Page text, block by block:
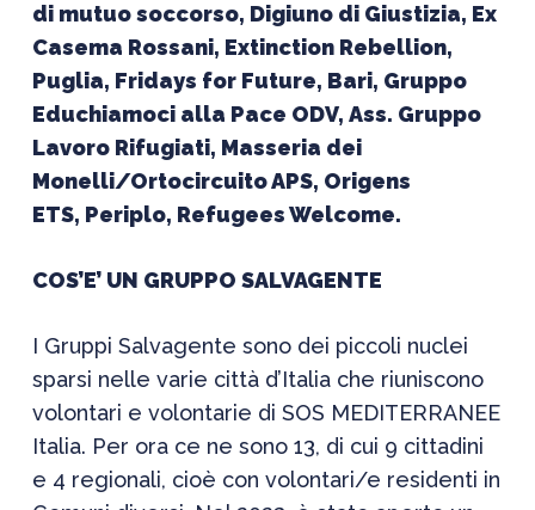
di mutuo soccorso, Digiuno di Giustizia, Ex
Casema Rossani, Extinction Rebellion,
Puglia, Fridays for Future, Bari, Gruppo
Educhiamoci alla Pace ODV, Ass. Gruppo
Lavoro Rifugiati, Masseria dei
Monelli/Ortocircuito APS, Origens
ETS, Periplo, Refugees Welcome.
COS’E’ UN GRUPPO SALVAGENTE
I Gruppi Salvagente sono dei piccoli nuclei
sparsi nelle varie città d’Italia che riuniscono
volontari e volontarie di SOS MEDITERRANEE
Italia. Per ora ce ne sono 13, di cui 9 cittadini
e 4 regionali, cioè con volontari/e residenti in